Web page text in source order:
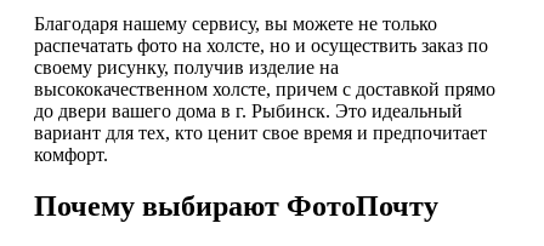
Благодаря нашему сервису, вы можете не только
распечатать фото на холсте, но и осуществить заказ по
своему рисунку, получив изделие на
высококачественном холсте, причем с доставкой прямо
до двери вашего дома в г. Рыбинск. Это идеальный
вариант для тех, кто ценит свое время и предпочитает
комфорт.
Почему выбирают ФотоПочту